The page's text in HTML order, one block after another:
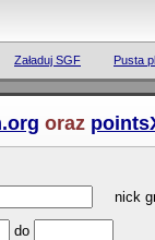
Załaduj SGF Pusta
oraz
nick
do